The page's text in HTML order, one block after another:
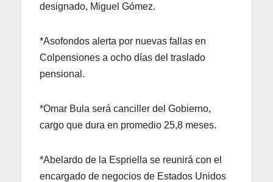
designado, Miguel Gómez.
*Asofondos alerta por nuevas fallas en
Colpensiones a ocho días del traslado
pensional.
*Omar Bula será canciller del Gobierno,
cargo que dura en promedio 25,8 meses.
*Abelardo de la Espriella se reunirá con el
encargado de negocios de Estados Unidos